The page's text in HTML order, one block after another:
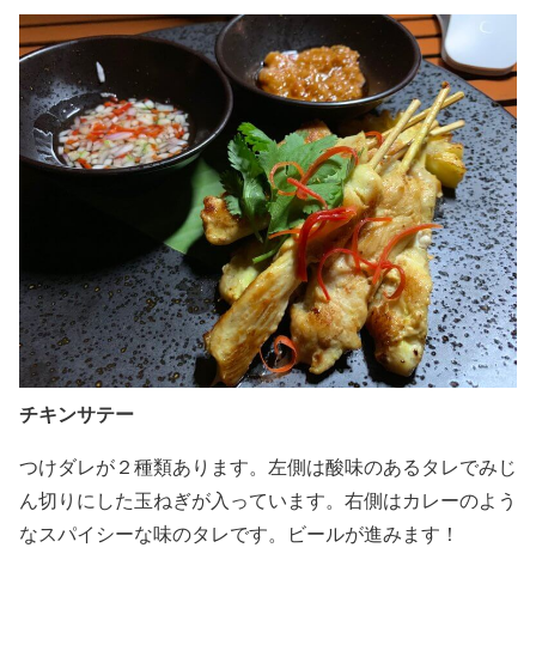
チキンサテー
つけダレが２種類あります。左側は酸味のあるタレでみじ
ん切りにした玉ねぎが入っています。右側はカレーのよう
なスパイシーな味のタレです。ビールが進みます！